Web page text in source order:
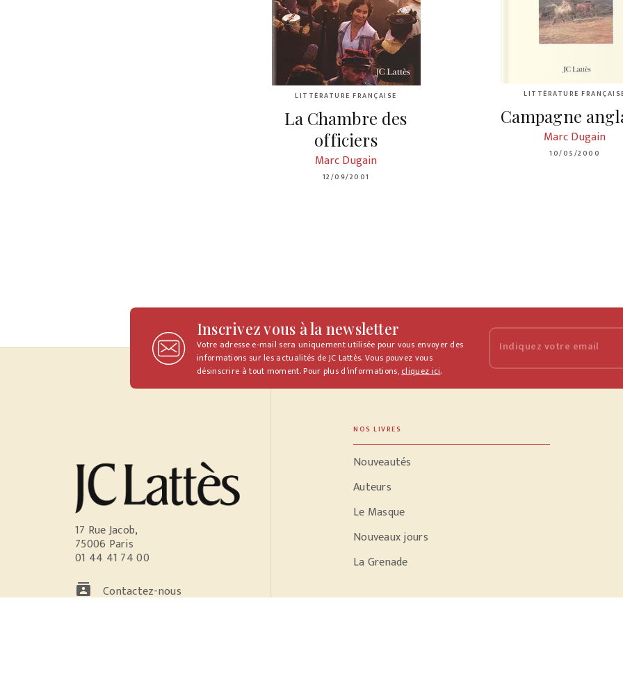
LITTÉRATURE FRANÇAISE
La Chambre des
officiers
Marc Dugain
12/09/2001
LITTÉRATURE
Campagne
Marc Dugain
10/05/2000
Inscrivez vous à la newsletter
Votre adresse e-mail sera uniquement utilisée pour vous envoyer des
informations sur les actualités de JC Lattès. Vous pouvez vous
désinscrire à tout moment. Pour plus d’informations,cliquez ici.
Indiquez votre email
17 Rue Jacob,
75006 Paris
01 44 41 74 00
contacts Contactez-nous
NOS LIVRES
Nouveautés
Auteurs
Le Masque
Nouveaux jours
La Grenade